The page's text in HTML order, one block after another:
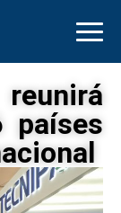
países